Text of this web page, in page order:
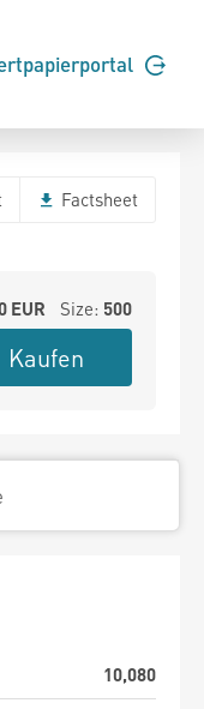
Factsheet
EUR Size: 500
Kaufen
10,080